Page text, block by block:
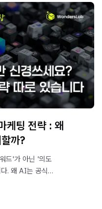
케팅 전략 : 왜
까?
드'가 아닌 '의도
. 왜 AI는 공식
된 증거'로 인식하게